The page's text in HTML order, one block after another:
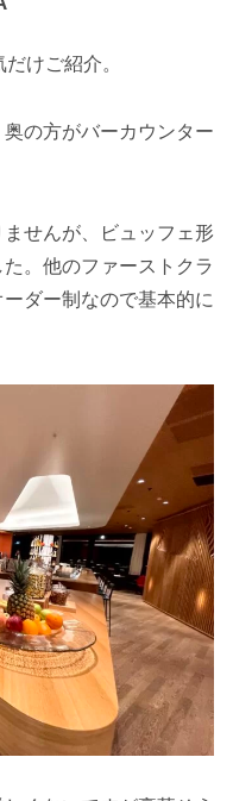
けご紹介。
の方がバーカウンター
せんが、ビュッフェ形
。他のファーストクラ
ダー制なので基本的に